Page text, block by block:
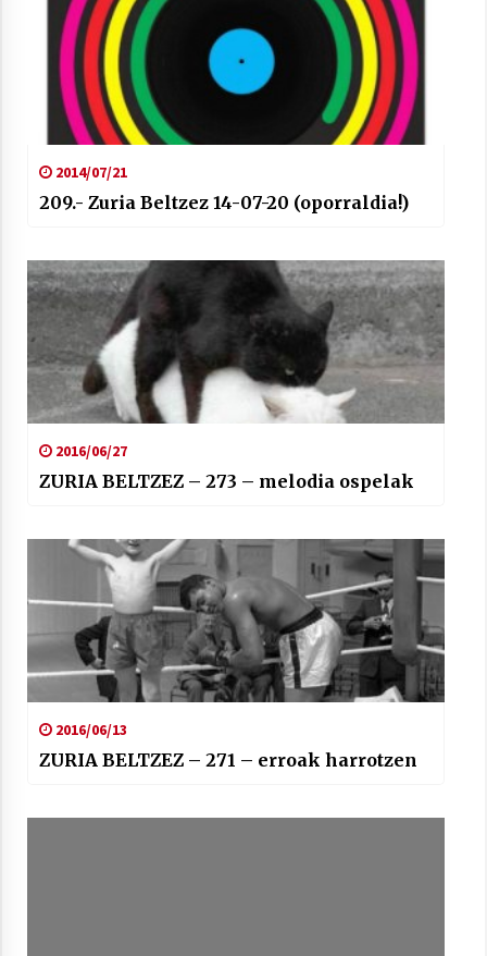
2014/07/21
209.- Zuria Beltzez 14-07-20 (oporraldia!)
2016/06/27
ZURIA BELTZEZ – 273 – melodia ospelak
2016/06/13
ZURIA BELTZEZ – 271 – erroak harrotzen